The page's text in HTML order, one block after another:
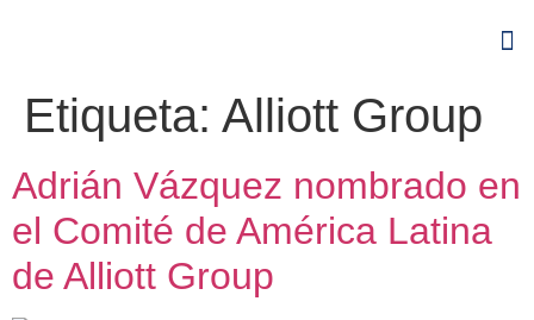
Etiqueta: Alliott Group
Adrián Vázquez nombrado en
el Comité de América Latina
de Alliott Group